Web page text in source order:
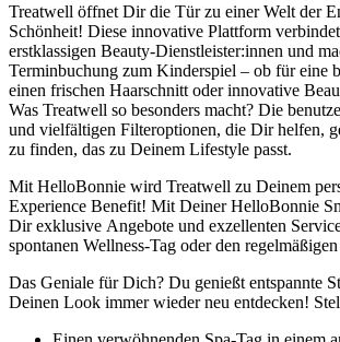
Treatwell öffnet Dir die Tür zu einer Welt der
Schönheit! Diese innovative Plattform
erstklassigen Beauty-Dienstleister:innen und
Terminbuchung zum Kinderspiel – ob für eine
einen frischen Haarschnitt oder innovative
Was Treatwell so besonders macht? Die
und vielfältigen Filteroptionen, die Dir helfen,
zu finden, das zu Deinem Lifestyle passt.
Mit HelloBonnie wird Treatwell zu Deinem
Experience Benefit! Mit Deiner HelloBonnie
Dir exklusive Angebote und exzellenten
spontanen Wellness-Tag oder den
Das Geniale für Dich? Du genießt entspannte
Deinen Look immer wieder neu entdecken!